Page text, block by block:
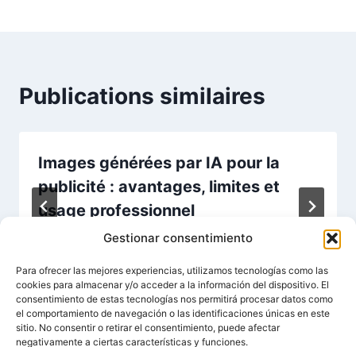
Gestionar consentimiento
Para ofrecer las mejores experiencias, utilizamos tecnologías como las
cookies para almacenar y/o acceder a la información del dispositivo. El
consentimiento de estas tecnologías nos permitirá procesar datos como
el comportamiento de navegación o las identificaciones únicas en este
sitio. No consentir o retirar el consentimiento, puede afectar
negativamente a ciertas características y funciones.
Publications similaires
Images générées par IA pour la
publicité : avantages, limites et
usage professionnel
26/01/2026